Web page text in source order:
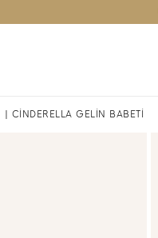
| CİNDERELLA GELİN BABETİ